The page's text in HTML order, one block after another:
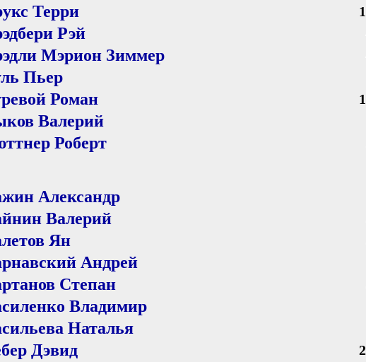
Терри
Рэй
Мэрион Зиммер
Пьер
Роман
Валерий
Роберт
Александр
Валерий
Ян
Андрей
Степан
Владимир
Наталья
Дэвид